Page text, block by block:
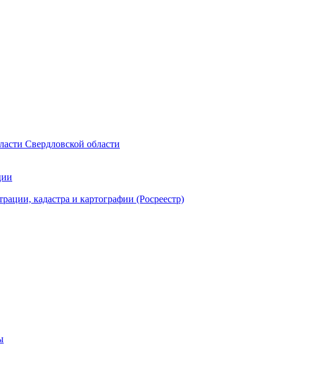
Свердловской области
кадастра и картографии (Росреестр)